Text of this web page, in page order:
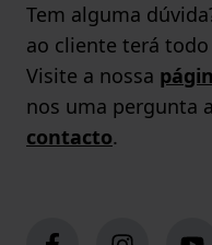
Tem alguma
ao cliente terá
Visite a nossa
nos uma pergunta
contacto.